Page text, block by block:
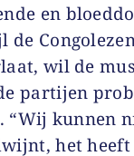
en
de
wil de
partijen
“Wij kunnen
het heeft